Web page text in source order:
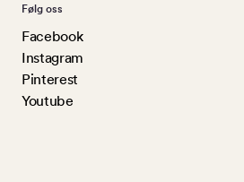
Følg oss
Facebook
Instagram
Pinterest
Youtube